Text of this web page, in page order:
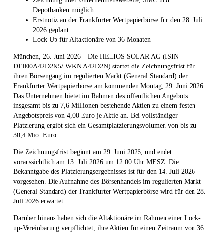
Depotbanken möglich
Erstnotiz an der Frankfurter Wertpapierbörse für den 28. Juli
2026 geplant
Lock Up für Altaktionäre von 36 Monaten
München, 26. Juni 2026 – Die HELIOS SOLAR AG (ISIN
DE000A42D2N5/ WKN A42D2N) startet die Zeichnungsfrist für
ihren Börsengang im regulierten Markt (General Standard) der
Frankfurter Wertpapierbörse am kommenden Montag, 29. Juni 2026.
Das Unternehmen bietet im Rahmen des öffentlichen Angebots
insgesamt bis zu 7,6 Millionen bestehende Aktien zu einem festen
Angebotspreis von 4,00 Euro je Aktie an. Bei vollständiger
Platzierung ergibt sich ein Gesamtplatzierungsvolumen von bis zu
30,4 Mio. Euro.
Die Zeichnungsfrist beginnt am 29. Juni 2026, und endet
voraussichtlich am 13. Juli 2026 um 12:00 Uhr MESZ. Die
Bekanntgabe des Platzierungsergebnisses ist für den 14. Juli 2026
vorgesehen. Die Aufnahme des Börsenhandels im regulierten Markt
(General Standard) der Frankfurter Wertpapierbörse wird für den 28.
Juli 2026 erwartet.
Darüber hinaus haben sich die Altaktionäre im Rahmen einer Lock-
up-Vereinbarung verpflichtet, ihre Aktien für einen Zeitraum von 36